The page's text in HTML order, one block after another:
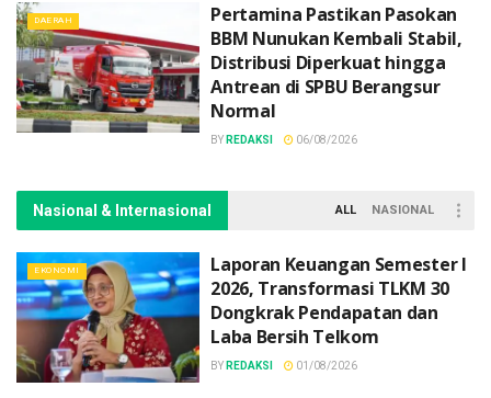
DAERAH
Pertamina Pastikan Pasokan
BBM Nunukan Kembali Stabil,
Distribusi Diperkuat hingga
Antrean di SPBU Berangsur
Normal
BY REDAKSI 06/08/2026
Nasional & Internasional ALL NASIONAL
EKONOMI
Laporan Keuangan Semester I
2026, Transformasi TLKM 30
Dongkrak Pendapatan dan
Laba Bersih Telkom
BY REDAKSI 01/08/2026